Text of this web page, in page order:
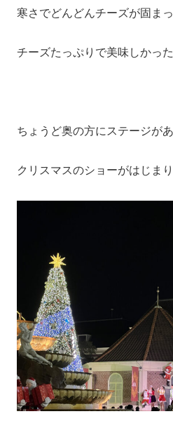
寒さでどんどんチーズが固ま
チーズたっぷりで美味しかった
ちょうど奥の方にステージがあ
クリスマスのショーがはじまり